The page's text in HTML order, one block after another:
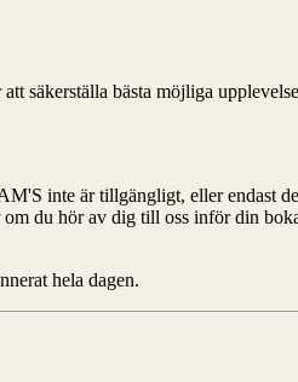
säkerställa bästa möjliga
inte är tillgängligt, eller
du hör av dig till oss inför din
hela dagen.